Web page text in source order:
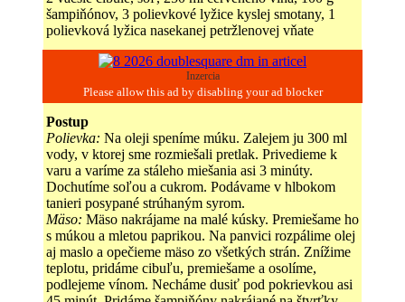
šampiňónov, 3 polievkové lyžice kyslej smotany, 1
polievková lyžica nasekanej petržlenovej vňate
Inzercia
Postup
Polievka: Na oleji speníme múku. Zalejem ju 300 ml
vody, v ktorej sme rozmiešali pretlak. Privedieme k
varu a varíme za stáleho miešania asi 3 minúty.
Dochutíme soľou a cukrom. Podávame v hlbokom
tanieri posypané strúhaným syrom.
Mäso: Mäso nakrájame na malé kúsky. Premiešame ho
s múkou a mletou paprikou. Na panvici rozpálime olej
aj maslo a opečieme mäso zo všetkých strán. Znížime
teplotu, pridáme cibuľu, premiešame a osolíme,
podlejeme vínom. Necháme dusiť pod pokrievkou asi